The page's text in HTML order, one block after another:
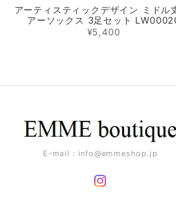
アーティスティックデザイン ミドル
アーソックス 3足セット
¥5,400
E-mail： info@emmeshop.jp